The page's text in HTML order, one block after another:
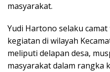
masyarakat.
Yudi Hartono selaku
kegiatan di wilayah
meliputi delapan desa,
masyarakat dalam rangka